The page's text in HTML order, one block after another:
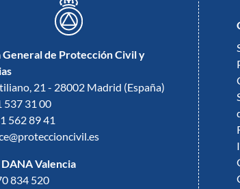
de Protección Civil y
21 - 28002 Madrid (España)
537 31 00
562 89 41
Valencia
834 520